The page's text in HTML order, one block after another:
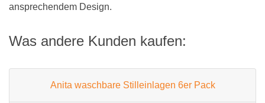
ansprechendem Design.
Was andere Kunden kaufen:
Anita waschbare Stilleinlagen 6er Pack